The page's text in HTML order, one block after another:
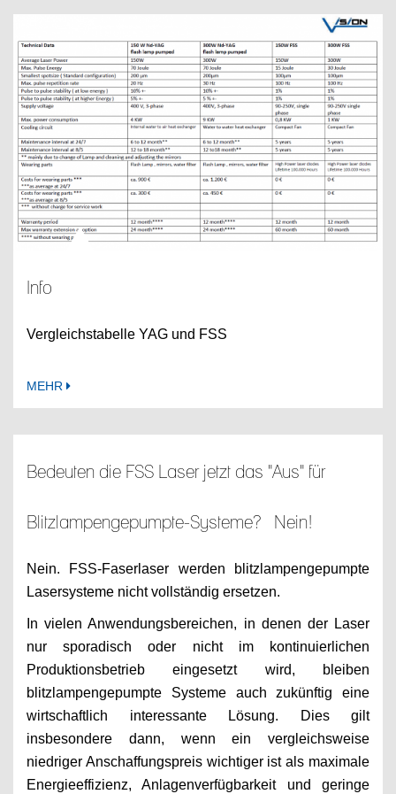
Info
Vergleichstabelle YAG und FSS
MEHR
Bedeuten die FSS Laser jetzt das "Aus" für
Blitzlampengepumpte-Systeme? Nein!
Nein. FSS-Faserlaser werden blitzlampengepumpte
Lasersysteme nicht vollständig ersetzen.
In vielen Anwendungsbereichen, in denen der Laser
nur sporadisch oder nicht im kontinuierlichen
Produktionsbetrieb eingesetzt wird, bleiben
blitzlampengepumpte Systeme auch zukünftig eine
wirtschaftlich interessante Lösung. Dies gilt
insbesondere dann, wenn ein vergleichsweise
niedriger Anschaffungspreis wichtiger ist als maximale
Energieeffizienz, Anlagenverfügbarkeit und geringe